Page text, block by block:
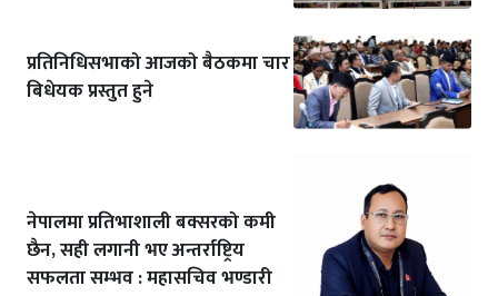
प्रतिनिधिसभाको आजको बैठकमा चार
बिधेयक प्रस्तुत हुने
नेपालमा प्रतिभाशाली बक्सरको कमी
छैन, सही लगानी भए अन्तर्राष्ट्रिय
सफलता सम्भव : महासचिव भण्डारी